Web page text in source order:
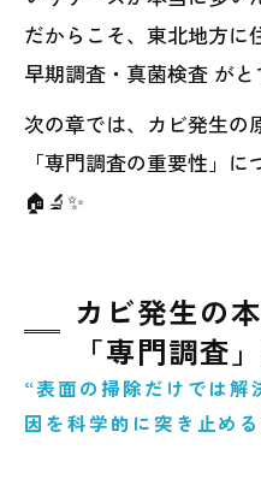
だからこそ、東北地方に
早期調査・真菌検査 がと
次の章では、カビ発生の
「専門調査の重要性」
🏠🔬✨
カビ発生の
「専門調査
“表面の掃除だけでは
因を科学的に突き止め